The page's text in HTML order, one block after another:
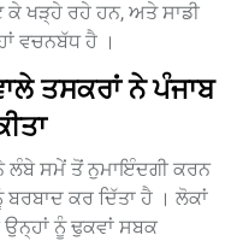
ਖੜ੍ਹੇ ਰਹੇ ਹਨ, ਅਤੇ ਸਾਡੀ
ਵਚਨਬੱਧ ਹੈ ।
ਤਸਕਰਾਂ ਨੇ ਪੰਜਾਬ
ਲੰਬੇ ਸਮੇਂ ਤੋਂ ਨੁਮਾਇੰਦਗੀ ਕਰਨ
ਕਰ ਦਿੱਤਾ ਹੈ । ਲੋਕਾਂ
ਉਨ੍ਹਾਂ ਨੂੰ ਢੁਕਵਾਂ ਸਬਕ